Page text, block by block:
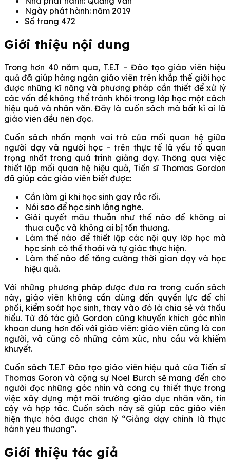
Ngày phát hành: năm 2019
Số trang 472
Giới thiệu nội dung
Trong hơn 40 năm qua, T.E.T – Đào tạo giáo viên hiệu
quả đã giúp hàng ngàn giáo viên trên khắp thế giới học
được những kĩ năng và phương pháp cần thiết để xử lý
các vấn đề không thể tránh khỏi trong lớp học một cách
hiệu quả và nhân văn. Đây là cuốn sách mà bất kì ai là
giáo viên đều nên đọc.
Cuốn sách nhấn mạnh vai trò của mối quan hệ giữa
người dạy và người học – trên thực tế là yếu tố quan
trọng nhất trong quá trình giảng dạy. Thông qua việc
thiết lập mối quan hệ hiệu quả, Tiến sĩ Thomas Gordon
đã giúp các giáo viên biết được:
Cần làm gì khi học sinh gây rắc rối.
Nói sao để học sinh lắng nghe.
Giải quyết mâu thuẫn như thế nào để không ai
thua cuộc và không ai bị tổn thương.
Làm thế nào để thiết lập các nội quy lớp học mà
học sinh có thể thoải và tự giác thực hiện.
Làm thế nào để tăng cường thời gian dạy và học
hiệu quả.
Với những phương pháp được đưa ra trong cuốn sách
này, giáo viên không cần dùng đến quyền lực để chi
phối, kiểm soát học sinh, thay vào đó là chia sẻ và thấu
hiểu. Từ đó tác giả Gordon cũng khuyến khích góc nhìn
khoan dung hơn đối với giáo viên: giáo viên cũng là con
người, và cũng có những cảm xúc, nhu cầu và khiếm
khuyết.
Cuốn sách T.E.T Đào tạo giáo viên hiệu quả của Tiến sĩ
Thomas Goron và cộng sự Noel Burch sẽ mang đến cho
người đọc những góc nhìn và công cụ thiết thực trong
việc xây dựng một môi trường giáo dục nhân văn, tin
cậy và hợp tác. Cuốn sách này sẽ giúp các giáo viên
hiện thực hóa được chân lý “Giảng dạy chính là thực
hành yêu thương”.
Giới thiệu tác giả